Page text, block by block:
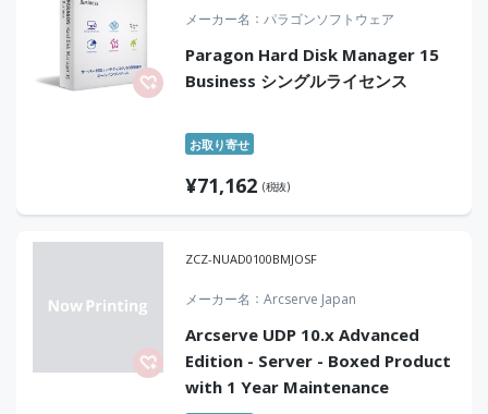
メーカー名 パラゴンソフトウェア
Paragon Hard Disk Manager 15
Business シングルライセンス
お取り寄せ
¥71,162 (税抜)
ZCZ-NUAD0100BMJOSF
メーカー名 Arcserve Japan
Arcserve UDP 10.x Advanced
Edition - Server - Boxed Product
with 1 Year Maintenance